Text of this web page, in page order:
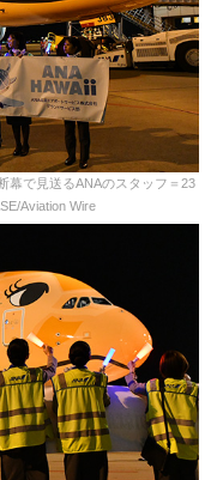
幕で見送るANAのスタッフ＝23
Aviation Wire